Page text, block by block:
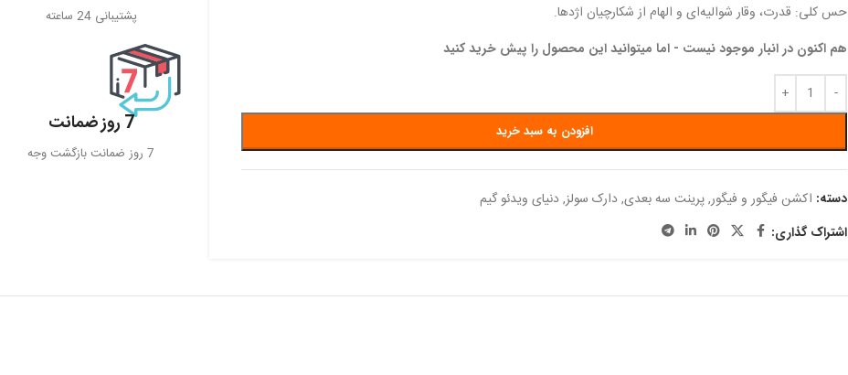
حس کلی: قدرت، وقار شوالیه‌ای و الهام از شکارچیان اژدها.
هم اکنون در انبار موجود نیست - اما میتوانید این محصول را پیش خرید کنید
افزودن به سبد خرید
دسته: اکشن فیگور و فیگور,پرینت سه بعدی,دارک سولز,دنیای ویدئو گیم
اشتراک گذاری:
پشتیبانی 24 ساعته
7 روز ضمانت
7 روز ضمانت بازگشت وجه